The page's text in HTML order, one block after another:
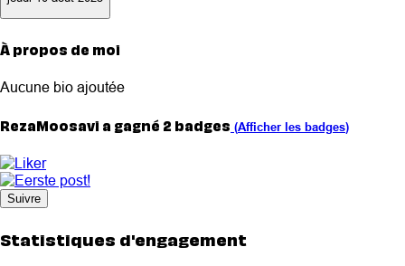
À propos de moi
Aucune bio ajoutée
RezaMoosavi a gagné 2 badges (Afficher les badges)
Suivre
Statistiques d'engagement